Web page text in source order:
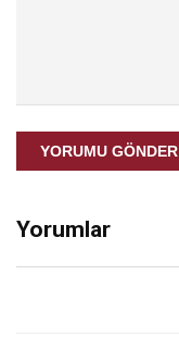
YORUMU GÖNDER
Yorumlar